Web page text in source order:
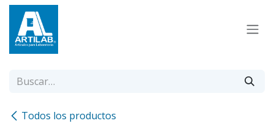
Ir al contenido
Todos los productos